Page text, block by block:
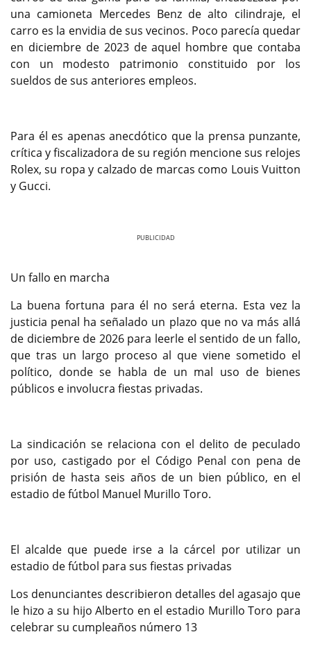
una camioneta Mercedes Benz de alto cilindraje, el
carro es la envidia de sus vecinos. Poco parecía quedar
en diciembre de 2023 de aquel hombre que contaba
con un modesto patrimonio constituido por los
sueldos de sus anteriores empleos.
Para él es apenas anecdótico que la prensa punzante,
crítica y fiscalizadora de su región mencione sus relojes
Rolex, su ropa y calzado de marcas como Louis Vuitton
y Gucci.
Un fallo en marcha
La buena fortuna para él no será eterna. Esta vez la
justicia penal ha señalado un plazo que no va más allá
de diciembre de 2026 para leerle el sentido de un fallo,
que tras un largo proceso al que viene sometido el
político, donde se habla de un mal uso de bienes
públicos e involucra fiestas privadas.
La sindicación se relaciona con el delito de peculado
por uso, castigado por el Código Penal con pena de
prisión de hasta seis años de un bien público, en el
estadio de fútbol Manuel Murillo Toro.
El alcalde que puede irse a la cárcel por utilizar un
estadio de fútbol para sus fiestas privadas
Los denunciantes describieron detalles del agasajo que
le hizo a su hijo Alberto en el estadio Murillo Toro para
celebrar su cumpleaños número 13